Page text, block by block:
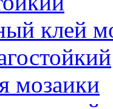
клей
мозаики